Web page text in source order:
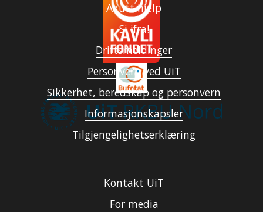
Akutt hjelp
Si ifra!
Driftsmeldinger
Personvern ved UiT
Sikkerhet, beredskap og personvern
Informasjonskapsler
Tilgjengelighetserklæring
Kontakt UiT
For media